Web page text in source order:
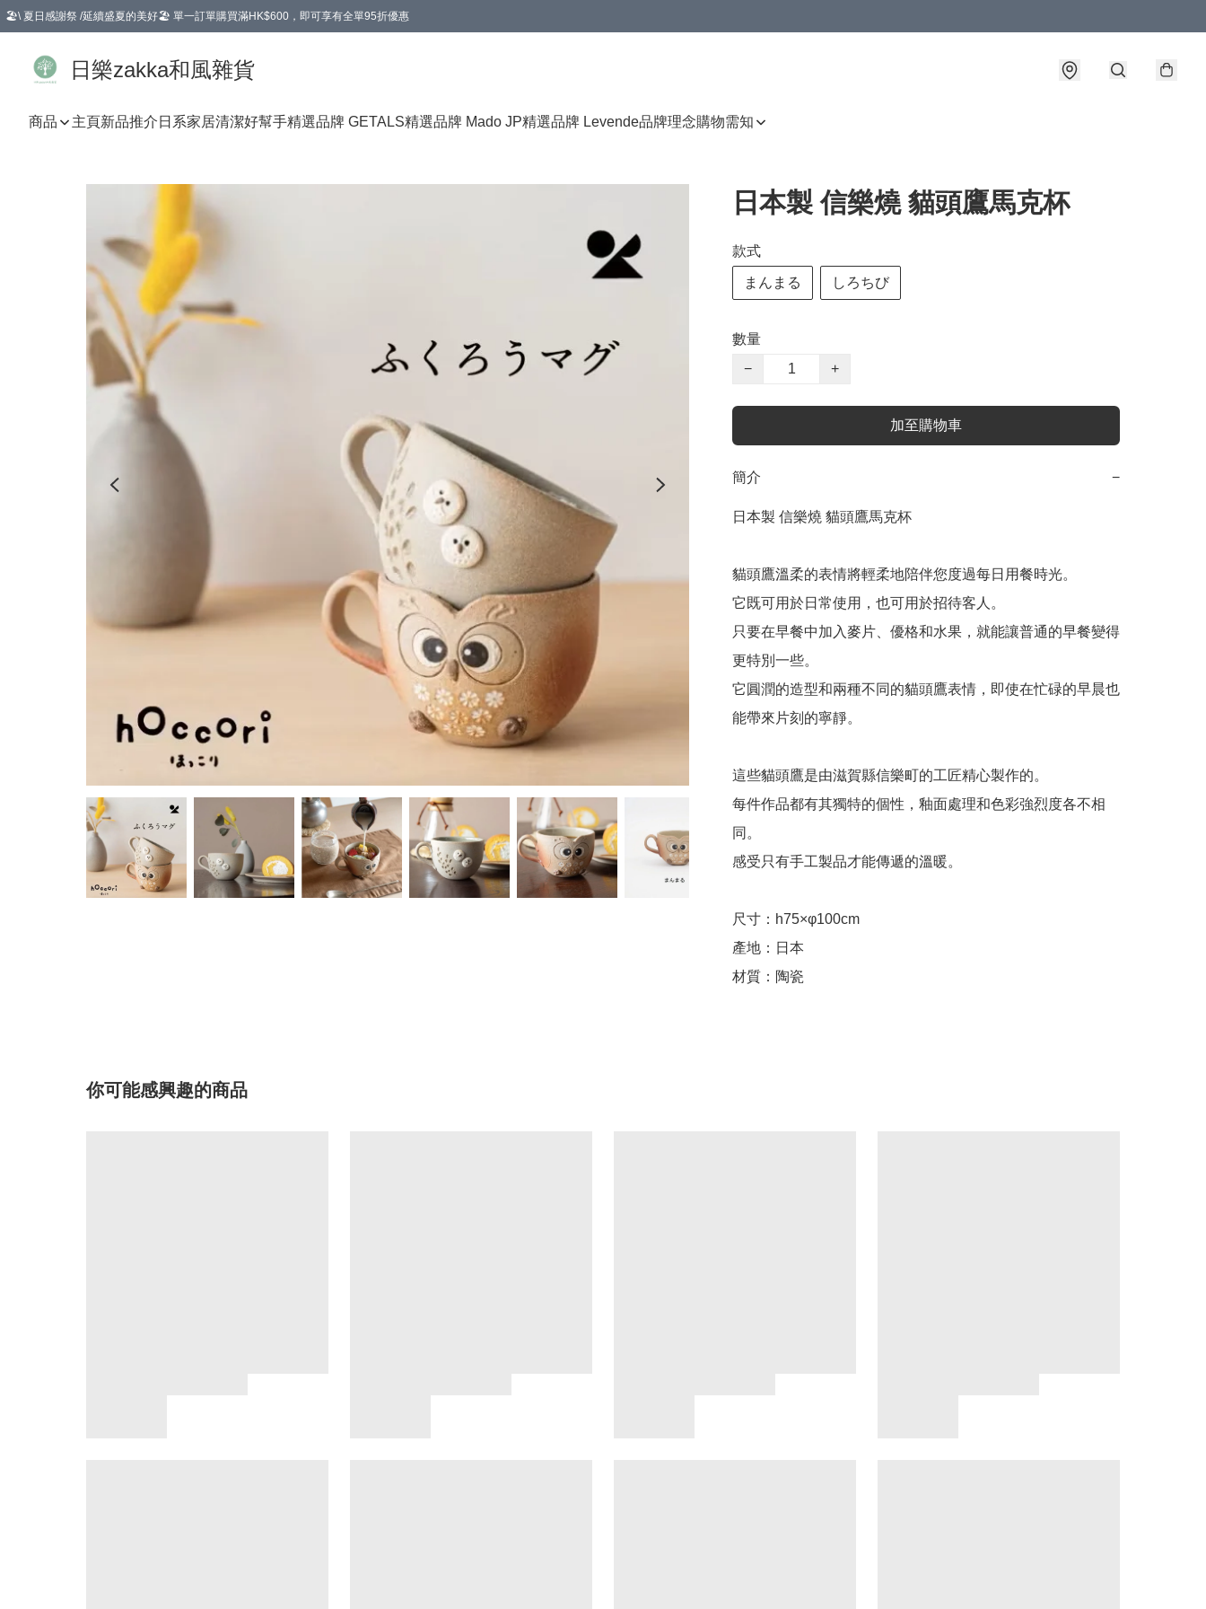
🏖️\ 夏日感謝祭 /延續盛夏的美好🏖️ 單一訂單購買滿HK$600，即可享有全單95折優惠
日樂zakka和風雜貨
商品 主頁新品推介 日系家居清潔好幫手精選品牌 GETALS精選品牌 Mado JP精選品牌 Levende品牌理念購物需知
日本製 信樂燒 貓頭鷹馬克杯
款式
まんまる しろちび
數量
−
+
加至購物車
簡介 −
日本製 信樂燒 貓頭鷹馬克杯
貓頭鷹溫柔的表情將輕柔地陪伴您度過每日用餐時光。
它既可用於日常使用，也可用於招待客人。
只要在早餐中加入麥片、優格和水果，就能讓普通的早餐變得
更特別一些。
它圓潤的造型和兩種不同的貓頭鷹表情，即使在忙碌的早晨也
能帶來片刻的寧靜。
這些貓頭鷹是由滋賀縣信樂町的工匠精心製作的。
每件作品都有其獨特的個性，釉面處理和色彩強烈度各不相
同。
感受只有手工製品才能傳遞的溫暖。
尺寸：h75×φ100cm
產地：日本
你可能感興趣的商品